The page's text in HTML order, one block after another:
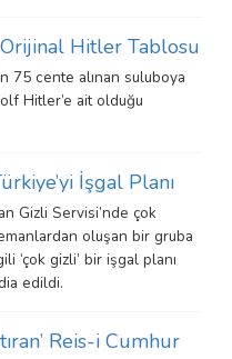
Hitler Tablosu
75 cente alınan suluboya
Hitler’e ait olduğu
İşgal Planı
Gizli Servisi’nde çok
oluşan bir gruba
‘çok gizli’ bir işgal planı
edildi.
Reis-i Cumhur